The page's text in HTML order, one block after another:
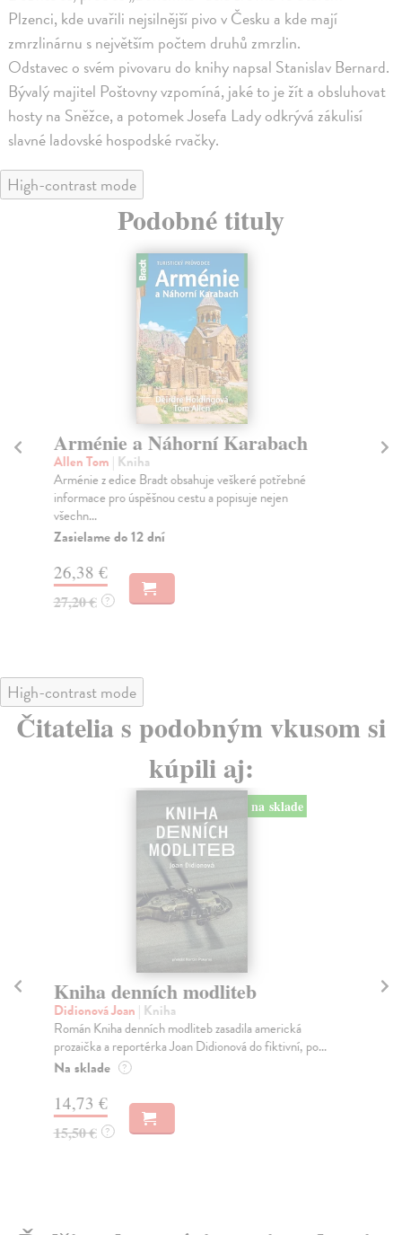
Plzenci, kde uvařili nejsilnější pivo v Česku a kde mají
zmrzlinárnu s největším počtem druhů zmrzlin.
Odstavec o svém pivovaru do knihy napsal Stanislav Bernard.
Bývalý majitel Poštovny vzpomíná, jaké to je žít a obsluhovat
hosty na Sněžce, a potomek Josefa Lady odkrývá zákulisí
slavné ladovské hospodské rvačky.
High-contrast mode
Podobné tituly
Arménie a Náhorní Karabach
Allen Tom | Kniha
Arménie z edice Bradt obsahuje veškeré potřebné
informace pro úspěšnou cestu a popisuje nejen
všechn...
Zasielame do 12 dní
26,38 €
27,20 € ?
High-contrast mode
Čitatelia s podobným vkusom si
kúpili aj:
na sklade
Kniha denních modliteb
Didionová Joan | Kniha
Román Kniha denních modliteb zasadila americká
prozaička a reportérka Joan Didionová do fiktivní, po...
Na sklade ?
14,73 €
15,50 € ?